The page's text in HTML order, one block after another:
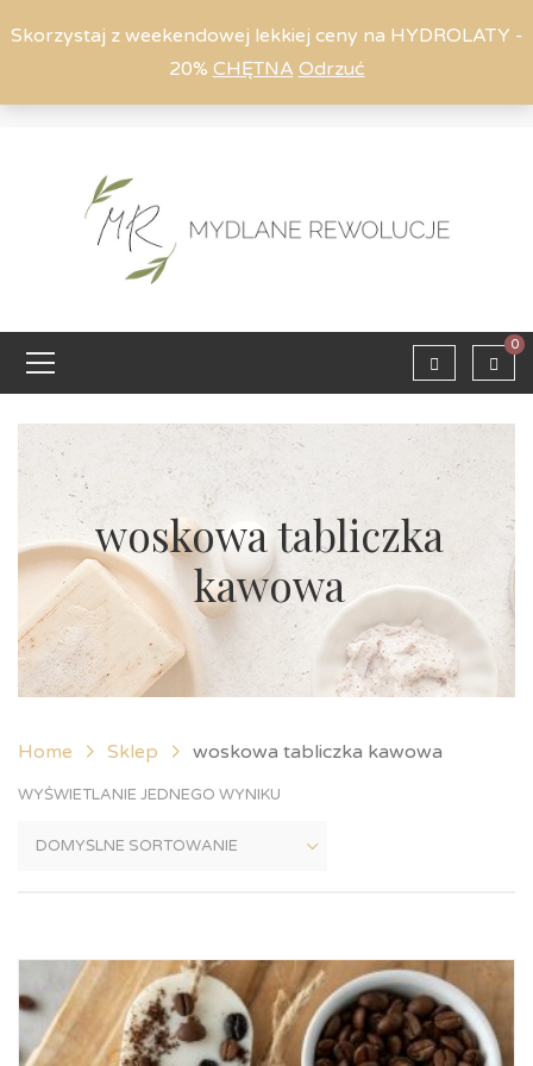
Skorzystaj z weekendowej lekkiej ceny na HYDROLATY -
20% CHĘTNA Odrzuć
0
woskowa tabliczka
kawowa
Home Sklep woskowa tabliczka kawowa
WYŚWIETLANIE JEDNEGO WYNIKU